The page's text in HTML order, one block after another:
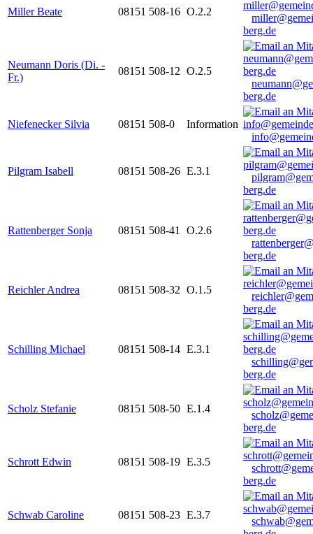
Miller Beate 08151 508-16 O.2.2
berg.de
Neumann Doris (Di. -
Fr.)
08151 508-12 O.2.5
berg.de
Niefenecker Silvia 08151 508-0
Information
Pilgram Isabell 08151 508-26 E.3.1
berg.de
Rattenberger Sonja 08151 508-41
O.2.6
berg.de
Reichler Andrea 08151 508-32 O.1.5
berg.de
Schilling Michael 08151 508-14 E.3.1
berg.de
Scholz Stefanie 08151 508-50 E.1.4
berg.de
Schrott Edwin 08151 508-19 E.3.5
berg.de
Schwab Caroline 08151 508-23 E.3.7